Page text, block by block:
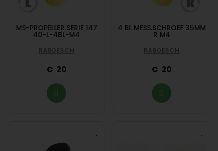
MS-PROPELLER SERIE 147
40-L-4BL-M4
RABOESCH
20
4 BL MESS.SCHROEF 35MM
R M4
RABOESCH
20